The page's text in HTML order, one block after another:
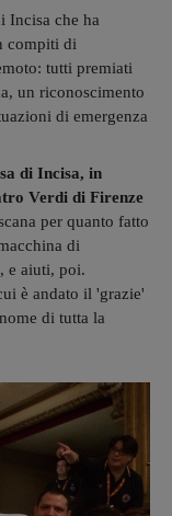
Incisa che ha
compiti di
tutti premiati
un riconoscimento
di emergenza
di Incisa, in
Verdi di Firenze
per quanto fatto
di
e aiuti, poi.
è andato il 'grazie'
di tutta la